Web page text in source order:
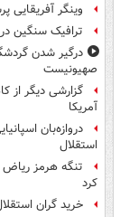
وینگر آفریقایی
ترافیک سنگین
درگیر شدن
صهیونیست
گزارشی دیگر
آمریکا
دروازه‌بان
استقلال
تنگه هرمز ریاض
کرد
خرید گران